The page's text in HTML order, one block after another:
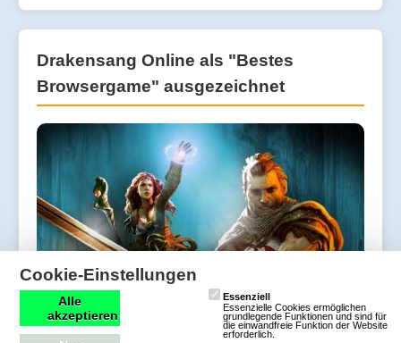
Drakensang Online als "Bestes
Browsergame" ausgezeichnet
Cookie-Einstellungen
Alle
akzeptieren
Essenziell
Essenzielle Cookies ermöglichen
grundlegende Funktionen und sind für
die einwandfreie Funktion der Website
erforderlich.